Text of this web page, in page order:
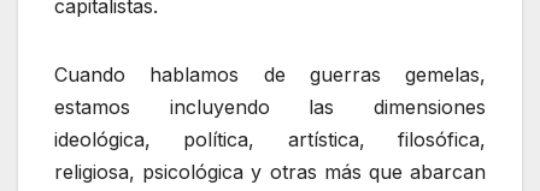
capitalistas.
Cuando hablamos de guerras gemelas,
estamos incluyendo las dimensiones
ideológica, política, artística, filosófica,
religiosa, psicológica y otras más que abarcan